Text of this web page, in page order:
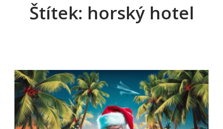
Štítek: horský hotel